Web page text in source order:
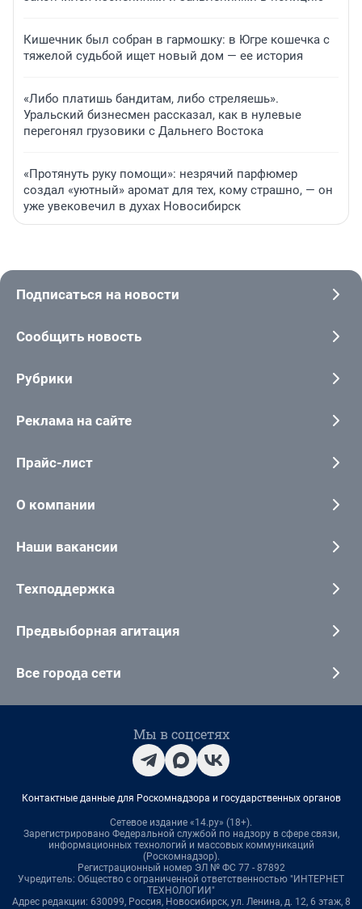
Кишечник был собран в гармошку: в Югре кошечка с
тяжелой судьбой ищет новый дом — ее история
«Либо платишь бандитам, либо стреляешь».
Уральский бизнесмен рассказал, как в нулевые
перегонял грузовики с Дальнего Востока
«Протянуть руку помощи»: незрячий парфюмер
создал «уютный» аромат для тех, кому страшно, — он
уже увековечил в духах Новосибирск
Подписаться на новости
Сообщить новость
Рубрики
Реклама на сайте
Прайс-лист
О компании
Наши вакансии
Техподдержка
Предвыборная агитация
Все города сети
Мы в соцсетях
Контактные данные для Роскомнадзора и государственных органов
Сетевое издание «14.ру» (18+).
Зарегистрировано Федеральной службой по надзору в сфере связи,
информационных технологий и массовых коммуникаций
(Роскомнадзор).
Регистрационный номер ЭЛ № ФС 77 - 87892
Учредитель: Общество с ограниченной ответственностью "ИНТЕРНЕТ
ТЕХНОЛОГИИ"
Адрес редакции: 630099, Россия, Новосибирск, ул. Ленина, д. 12, 6 этаж, 8